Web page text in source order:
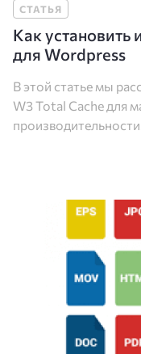
СТАТЬЯ
Как установить
для Wordpress
В этой статье мы
W3 Total Cache для